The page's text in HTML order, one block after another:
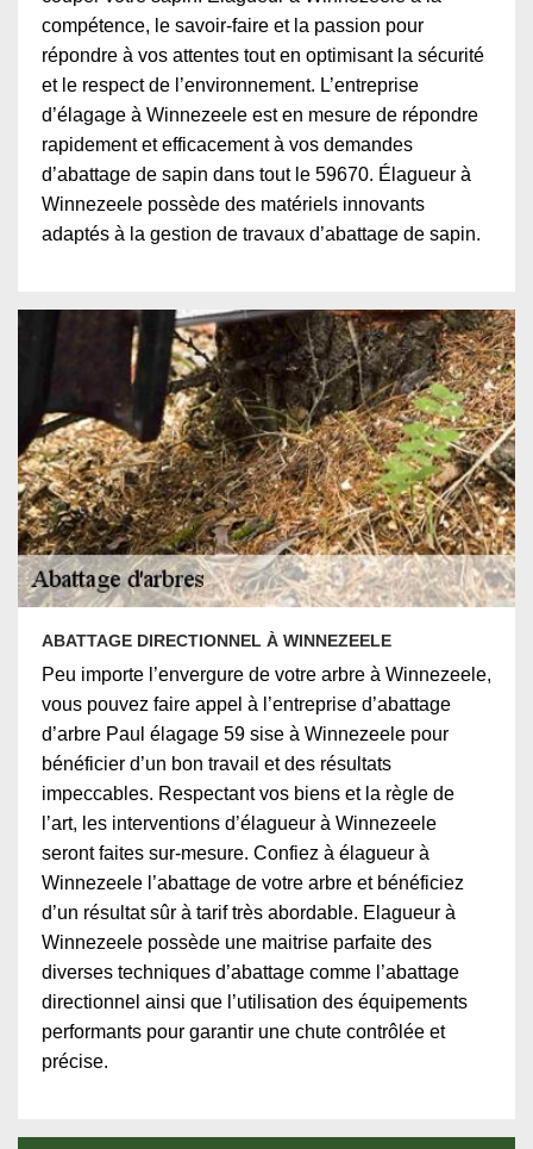
compétence, le savoir-faire et la passion pour
répondre à vos attentes tout en optimisant la sécurité
et le respect de l’environnement. L’entreprise
d’élagage à Winnezeele est en mesure de répondre
rapidement et efficacement à vos demandes
d’abattage de sapin dans tout le 59670. Élagueur à
Winnezeele possède des matériels innovants
adaptés à la gestion de travaux d’abattage de sapin.
ABATTAGE DIRECTIONNEL À WINNEZEELE
Peu importe l’envergure de votre arbre à Winnezeele,
vous pouvez faire appel à l’entreprise d’abattage
d’arbre Paul élagage 59 sise à Winnezeele pour
bénéficier d’un bon travail et des résultats
impeccables. Respectant vos biens et la règle de
l’art, les interventions d’élagueur à Winnezeele
seront faites sur-mesure. Confiez à élagueur à
Winnezeele l’abattage de votre arbre et bénéficiez
d’un résultat sûr à tarif très abordable. Elagueur à
Winnezeele possède une maitrise parfaite des
diverses techniques d’abattage comme l’abattage
directionnel ainsi que l’utilisation des équipements
performants pour garantir une chute contrôlée et
précise.